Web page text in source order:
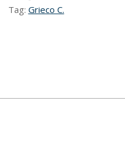
europea
Tag: Grieco C.